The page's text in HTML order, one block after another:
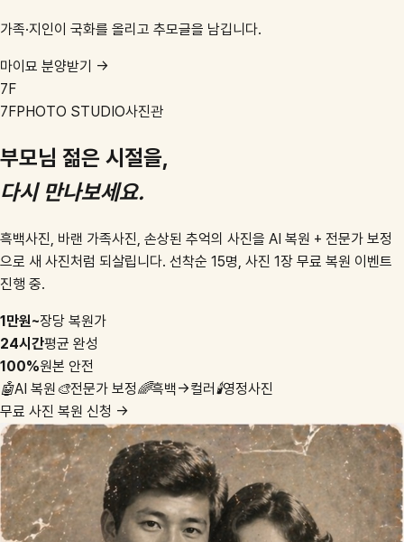
가족·지인이 국화를 올리고 추모글을 남깁니다.
마이묘 분양받기 →
7F
7FPHOTO STUDIO사진관
부모님 젊은 시절을,
다시 만나보세요.
흑백사진, 바랜 가족사진, 손상된 추억의 사진을 AI 복원 + 전문가 보정
으로 새 사진처럼 되살립니다. 선착순 15명, 사진 1장 무료 복원 이벤트
진행 중.
1만원~장당 복원가
24시간평균 완성
100%원본 안전
🤖AI 복원🎨전문가 보정🌈흑백→컬러 🕯️영정사진
무료 사진 복원 신청 →